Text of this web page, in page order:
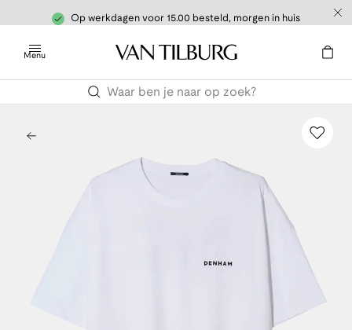
Op werkdagen voor 15.00 besteld, morgen in huis
Menu